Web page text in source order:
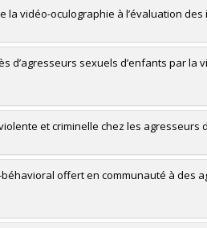
la vidéo-oculographie à l’évaluation
d’agresseurs sexuels d’enfants par
et criminelle chez les
offert en communauté à des